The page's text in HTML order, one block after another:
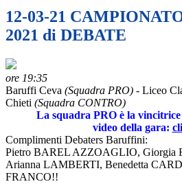
12-03-21
2021 di DEBATE
ore 19:35
Baruffi Ceva (Squadra PRO) - Liceo
Chieti (Squadra CONTRO)
La squadra PRO è la
video della gara:
Complimenti Debaters Baruffini:
Pietro BAREL AZZOAGLIO,
Arianna LAMBERTI, Benedetta
FRANCO!!